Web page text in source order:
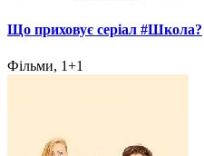
Що приховує серіал #Школа?
Фільми, 1+1